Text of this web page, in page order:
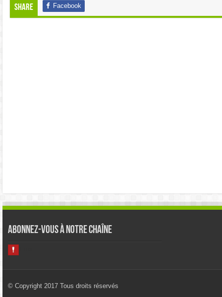
Share Facebook
Abonnez-vous à notre chaîne
© Copyright 2017 Tous droits réservés